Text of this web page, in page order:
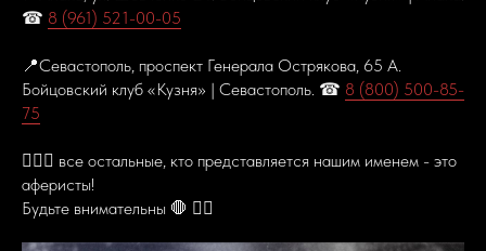
☎ 8 (961) 521-00-05
📍Севастополь, проспект Генерала Острякова, 65 А.
Бойцовский клуб «Кузня» | Севастополь. ☎ 8 (800) 500-85-
75
✋🏻🛑 все остальные, кто представляется нашим именем - это
аферисты!
Будьте внимательны 🛑 ✋🏻